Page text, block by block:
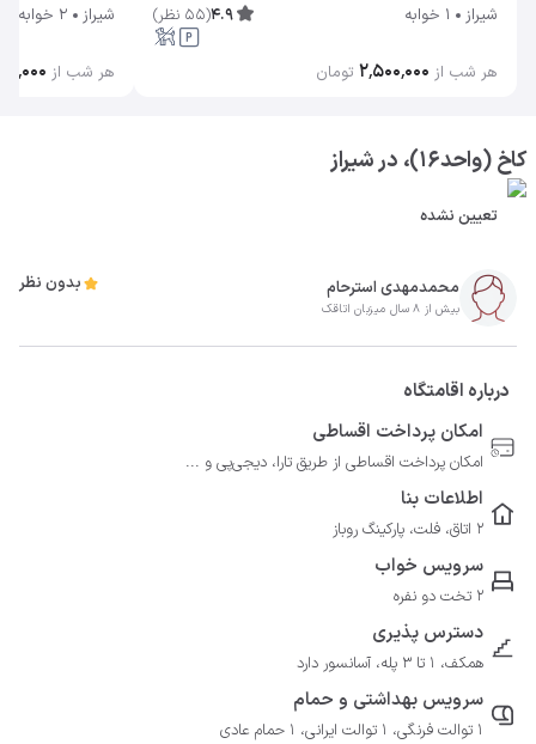
شیراز 1 خوابه 4.9
(
55 نظر)
هر شب از ۲٬۵۰۰٬۰۰۰ تومان
شیراز 2 خوابه
هر شب از
کاخ (واحد۱۶)، در شیراز
تعیین نشده
محمدمهدی استرحام
بیش از 8 سال میزبان اتاقک
بدون نظر
درباره اقامتگاه
امکان پرداخت اقساطی
امکان پرداخت اقساطی از طریق تارا، دیجی‌پی و ...
اطلاعات بنا
2 اتاق، فلت، پارکینگ روباز
سرویس خواب
2 تخت دو نفره
دسترس پذیری
همکف، 1 تا 3 پله، آسانسور دارد
سرویس بهداشتی و حمام
1 توالت فرنگی، 1 توالت ایرانی، 1 حمام عادی